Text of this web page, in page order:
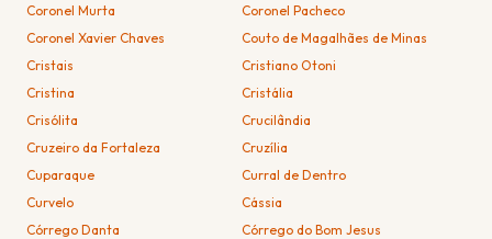
Coronel Murta
Coronel Pacheco
Coronel Xavier Chaves
Couto de Magalhães de Minas
Cristais
Cristiano Otoni
Cristina
Cristália
Crisólita
Crucilândia
Cruzeiro da Fortaleza
Cruzília
Cuparaque
Curral de Dentro
Curvelo
Cássia
Córrego Danta
Córrego do Bom Jesus